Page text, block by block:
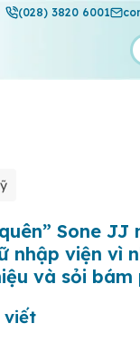
(028) 3820 6001
Thuận Mỹ
Sone JJ
nhập viện vì
và sỏi bám
viết